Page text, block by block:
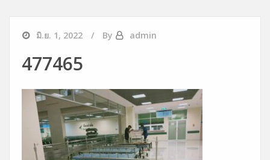
มิ.ย. 1, 2022 By admin
477465